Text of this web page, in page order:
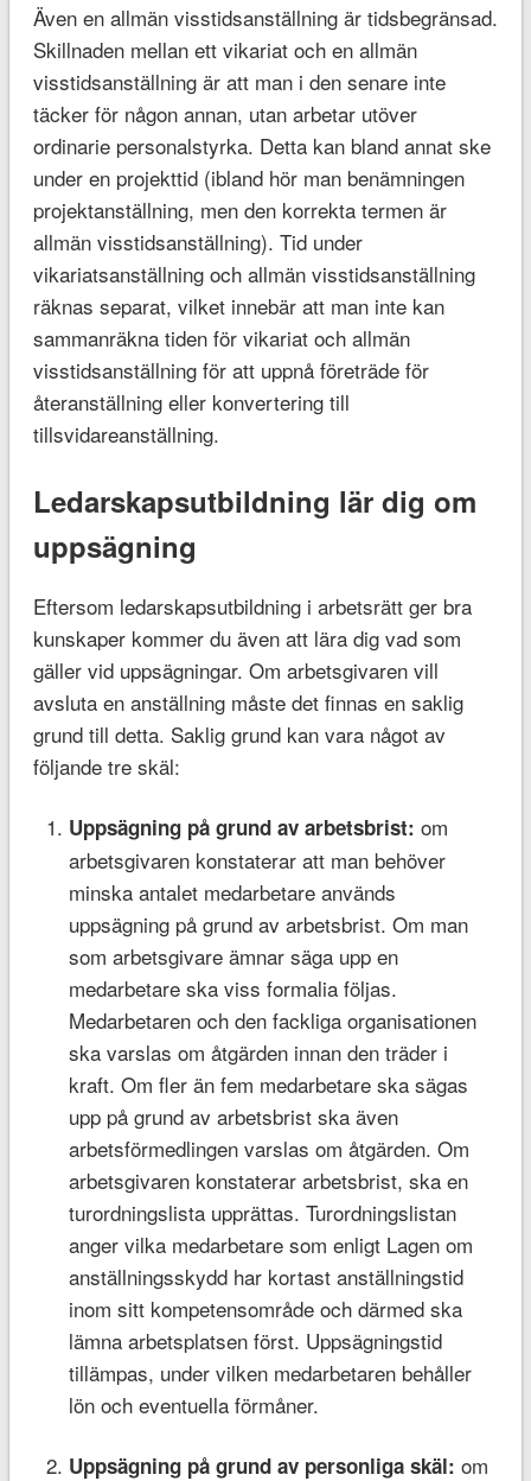
Även en allmän visstidsanställning är tidsbegränsad.
Skillnaden mellan ett vikariat och en allmän
visstidsanställning är att man i den senare inte
täcker för någon annan, utan arbetar utöver
ordinarie personalstyrka. Detta kan bland annat ske
under en projekttid (ibland hör man benämningen
projektanställning, men den korrekta termen är
allmän visstidsanställning). Tid under
vikariatsanställning och allmän visstidsanställning
räknas separat, vilket innebär att man inte kan
sammanräkna tiden för vikariat och allmän
visstidsanställning för att uppnå företräde för
återanställning eller konvertering till
tillsvidareanställning.
Ledarskapsutbildning lär dig om
uppsägning
Eftersom ledarskapsutbildning i arbetsrätt ger bra
kunskaper kommer du även att lära dig vad som
gäller vid uppsägningar. Om arbetsgivaren vill
avsluta en anställning måste det finnas en saklig
grund till detta. Saklig grund kan vara något av
följande tre skäl:
Uppsägning på grund av arbetsbrist: om
arbetsgivaren konstaterar att man behöver
minska antalet medarbetare används
uppsägning på grund av arbetsbrist. Om man
som arbetsgivare ämnar säga upp en
medarbetare ska viss formalia följas.
Medarbetaren och den fackliga organisationen
ska varslas om åtgärden innan den träder i
kraft. Om fler än fem medarbetare ska sägas
upp på grund av arbetsbrist ska även
arbetsförmedlingen varslas om åtgärden. Om
arbetsgivaren konstaterar arbetsbrist, ska en
turordningslista upprättas. Turordningslistan
anger vilka medarbetare som enligt Lagen om
anställningsskydd har kortast anställningstid
inom sitt kompetensområde och därmed ska
lämna arbetsplatsen först. Uppsägningstid
tillämpas, under vilken medarbetaren behåller
lön och eventuella förmåner.
Uppsägning på grund av personliga skäl: om